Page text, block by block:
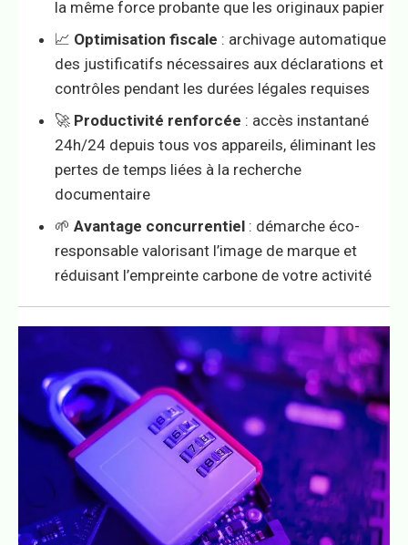
la même force probante que les originaux papier
📈 Optimisation fiscale : archivage automatique
des justificatifs nécessaires aux déclarations et
contrôles pendant les durées légales requises
🚀 Productivité renforcée : accès instantané
24h/24 depuis tous vos appareils, éliminant les
pertes de temps liées à la recherche
documentaire
🌱 Avantage concurrentiel : démarche éco-
responsable valorisant l’image de marque et
réduisant l’empreinte carbone de votre activité